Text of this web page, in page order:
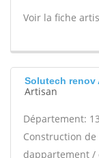
Voir la fiche
Solutech renov
Artisan
Département: 13
Construction
dappartement